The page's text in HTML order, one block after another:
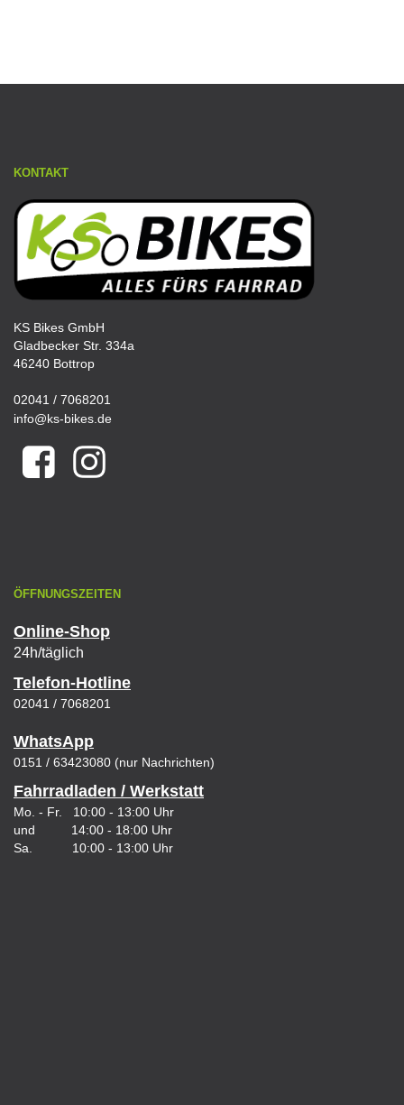
KONTAKT
KS Bikes GmbH
Gladbecker Str. 334a
46240 Bottrop
02041 / 7068201
info@ks-bikes.de
ÖFFNUNGSZEITEN
Online-Shop
24h/täglich
Telefon-Hotline
02041 / 7068201
WhatsApp
0151 / 63423080 (nur Nachrichten)
Fahrradladen / Werkstatt
Mo. - Fr. 10:00 - 13:00 Uhr
und 14:00 - 18:00 Uhr
Sa. 10:00 - 13:00 Uhr